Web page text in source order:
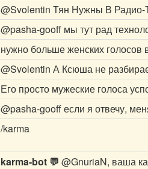
@Svolentin Тян Нужны В Радио-
@pasha-gooff мы тут рад
нужно больше женских голосов
@Svolentin А Ксюша не
Его просто мужеские голоса
@pasha-gooffесли я отвечу,
/karma
karma-bot 💬 @GnuriaN, ваша